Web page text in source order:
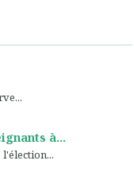
à...
l'élection...